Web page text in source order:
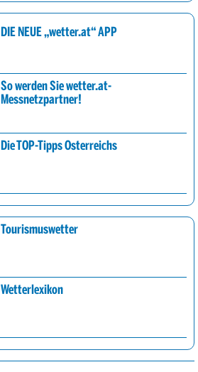
DIE NEUE „wetter.at“ APP
So werden Sie wetter.at-
Messnetzpartner!
Die TOP-Tipps Österreichs
Tourismuswetter
Wetterlexikon